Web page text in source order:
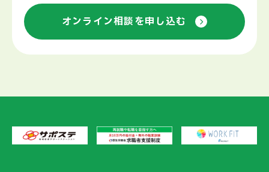
オンライン相談を申し込む